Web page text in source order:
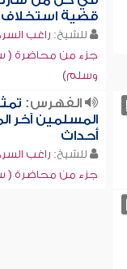
قضية استخلاف
للشيخ: راغب
جزء من محاضرة (
وسلم)
الفهرس:
المسلمين آخر
أحداث
للشيخ: راغب
جزء من محاضرة (